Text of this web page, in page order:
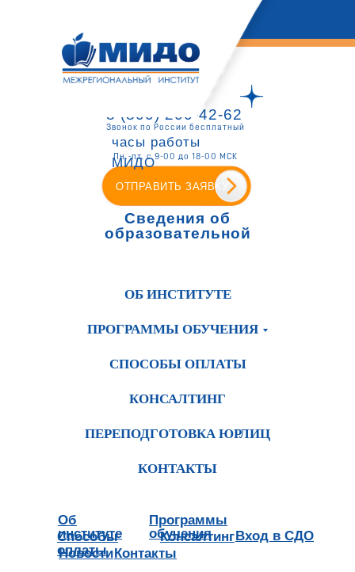
8 (800) 200-42-62
Звонок по России бесплатный
ОТПРАВИТЬ ЗАЯВКУ
часы работы
МИДО
Пн.-пт. с 9-00 до 18-00 МСК
Сведения об
образовательной
ОБ ИНСТИТУТЕ
ПРОГРАММЫ ОБУЧЕНИЯ
СПОСОБЫ ОПЛАТЫ
КОНСАЛТИНГ
ПЕРЕПОДГОТОВКА ЮРЛИЦ
КОНТАКТЫ
Об
институте
Программы
обучения
Способы
оплаты
Консалтинг
Новости
Вход в СДО
Контакты